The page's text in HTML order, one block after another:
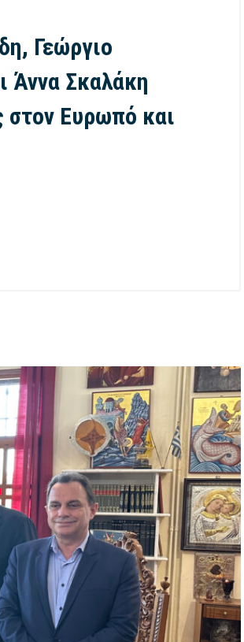
Γεώργιο
Άννα Σκαλάκη
Ευρωπό και
Δεν έχω
να
07/08/2026/Χίος
Μηταράκης: Τον Ιούλιο είχαμε
αφίξεων τουριστών
αύξηση 20% – ενώ ξεκίνησαν
εργασίες στο Τελωνείο και